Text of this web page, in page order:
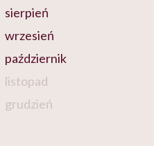
sierpień
wrzesień
październik
listopad
grudzień